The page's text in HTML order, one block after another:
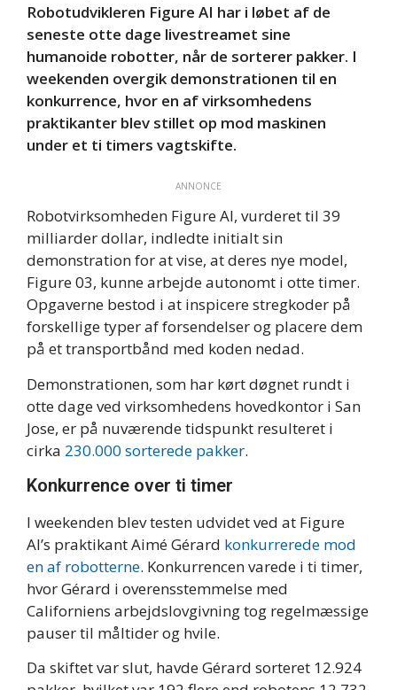
Robotudvikleren Figure AI har i løbet af de
seneste otte dage livestreamet sine
humanoide robotter, når de sorterer pakker. I
weekenden overgik demonstrationen til en
konkurrence, hvor en af virksomhedens
praktikanter blev stillet op mod maskinen
under et ti timers vagtskifte.
ANNONCE
Robotvirksomheden Figure AI, vurderet til 39
milliarder dollar, indledte initialt sin
demonstration for at vise, at deres nye model,
Figure 03, kunne arbejde autonomt i otte timer.
Opgaverne bestod i at inspicere stregkoder på
forskellige typer af forsendelser og placere dem
på et transportbånd med koden nedad.
Demonstrationen, som har kørt døgnet rundt i
otte dage ved virksomhedens hovedkontor i San
Jose, er på nuværende tidspunkt resulteret i
cirka 230.000 sorterede pakker.
Konkurrence over ti timer
I weekenden blev testen udvidet ved at Figure
AI’s praktikant Aimé Gérard konkurrerede mod
en af robotterne. Konkurrencen varede i ti timer,
hvor Gérard i overensstemmelse med
Californiens arbejdslovgivning tog regelmæssige
pauser til måltider og hvile.
Da skiftet var slut, havde Gérard sorteret 12.924